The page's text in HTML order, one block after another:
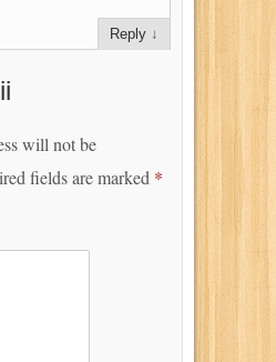
Reply ↓
will not be
fields are marked *